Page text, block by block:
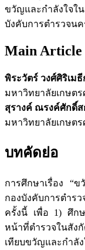
ขวัญและกำลังใจใ
บังคับการตำรวจนค
Main Article
พิระวัตร์ วงศ์ศิริเม
มหาวิทยาลัยเกษตร
สุรางค์ ณรงค์ศักดิ์
มหาวิทยาลัยเกษตร
บทคัดย่อ
การศึกษาเรื่อง “ข
กองบังคับการตำร
ครั้งนี้ เพื่อ 1) ศึกษ
หน้าที่ตำรวจในสัง
เทียบขวัญและกำลั